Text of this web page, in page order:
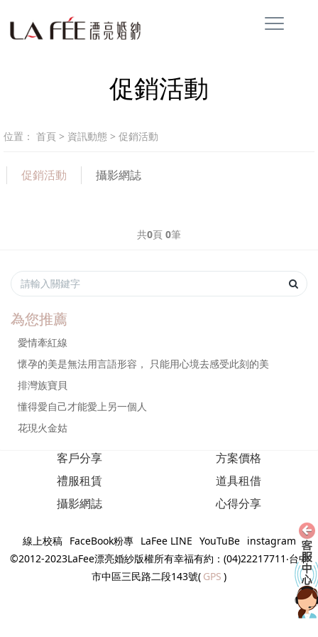
促銷活動
位置： 首頁 > 資訊動態 > 促銷活動
促銷活動 攝影網誌
共0頁 0筆
為您推薦
愛情牽紅線
懷孕的美是無法用言語形容， 只能用心境去感受此刻的美
排灣族寶貝
懂得愛自己才能愛上另一個人
花現火金姑
客戶分享
方案價格
禮服租賃
道具租借
攝影網誌
心得分享
線上校稿 FaceBook粉專 LaFee LINE YouTuBe
instagram
©2012-2023LaFee漂亮婚紗版權所有幸福有約：(04)22217711‧台中
市中區三民路二段143號( GPS )